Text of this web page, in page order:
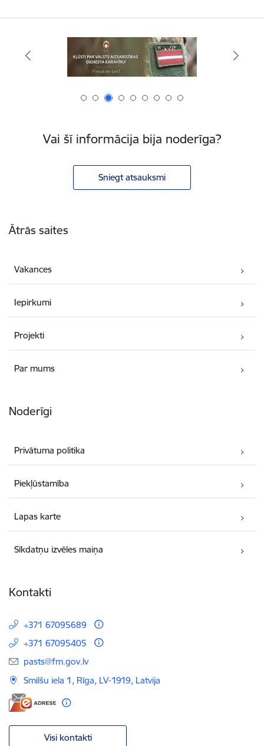
Vai šī informācija bija noderīga?
Sniegt atsauksmi
Ātrās saites
Vakances
Iepirkumi
Projekti
Par mums
Noderīgi
Privātuma politika
Piekļūstamība
Lapas karte
Sīkdatņu izvēles maiņa
Kontakti
+371 67095689
+371 67095405
E-pasts:
pasts@fm.gov.lv
Smilšu iela 1, Rīga, LV-1919, Latvija
Visi kontakti